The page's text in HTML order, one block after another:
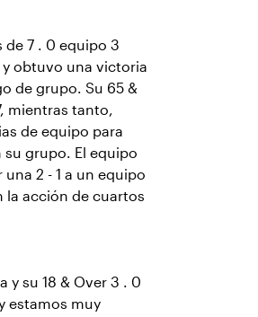
de 7 . 0 equipo 3
obtuvo una victoria
de grupo. Su 65 &
mientras tanto,
de equipo para
grupo. El equipo
2 - 1 a un equipo
la acción de cuartos
y su 18 & Over 3 . 0
estamos muy